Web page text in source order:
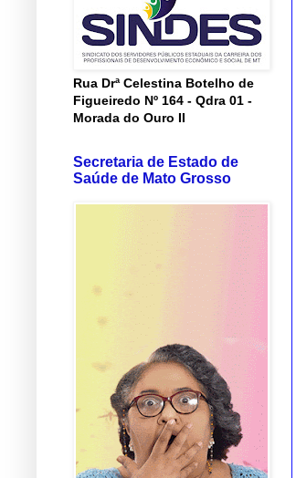
Rua Drª Celestina Botelho de
Figueiredo Nº 164 - Qdra 01 -
Morada do Ouro II
Secretaria de Estado de
Saúde de Mato Grosso